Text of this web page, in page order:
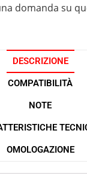
domanda su
DESCRIZIONE
COMPATIBILITÀ
NOTE
OMOLOGAZIONE